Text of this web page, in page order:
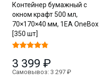
Контейнер бумажный с
окном крафт 500 мл,
70×170×40 мм, 1EA OneBox
[350 шт]
3 399 ₽
Самовывоз: 3 297 ₽